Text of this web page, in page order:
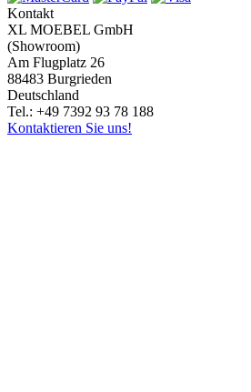
Kontakt
XL MOEBEL GmbH
(Showroom)
Am Flugplatz 26
88483 Burgrieden
Deutschland
Tel.: +49 7392 93 78 188
Kontaktieren Sie uns!